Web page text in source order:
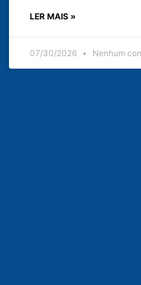
LER MAIS »
07/30/2026 Nenhum